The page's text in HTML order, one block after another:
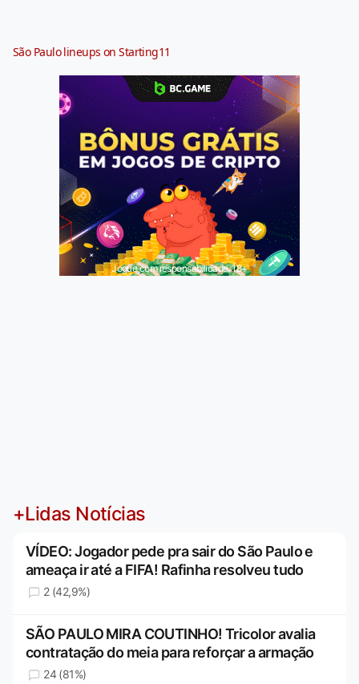
São Paulo lineups on Starting11
Jogue com responsabilidade. 18+
+Lidas Notícias
VÍDEO: Jogador pede pra sair do São Paulo e
ameaça ir até a FIFA! Rafinha resolveu tudo
2 (42,9%)
SÃO PAULO MIRA COUTINHO! Tricolor avalia
contratação do meia para reforçar a armação
24 (81%)